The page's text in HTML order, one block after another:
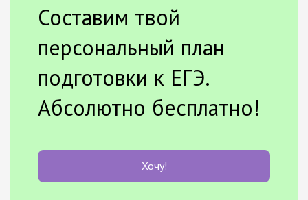
Составим твой
персональный план
подготовки к ЕГЭ.
Абсолютно бесплатно!
Хочу!